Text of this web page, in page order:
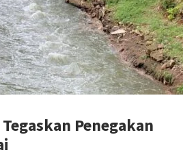
Penegakan